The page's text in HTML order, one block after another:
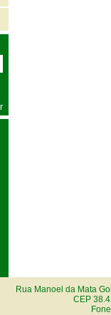
Rua Manoel da Mata
CEP